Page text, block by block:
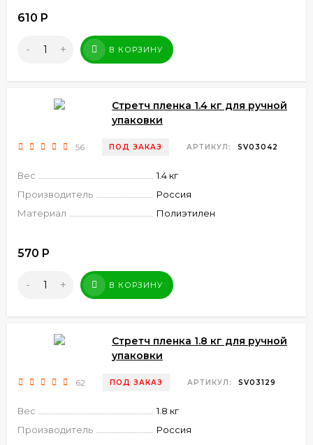
610 Р
- + В КОРЗИНУ
Стретч пленка 1.4 кг для ручной
упаковки
56 ПОД ЗАКАЗ АРТИКУЛ: SV03042
Вес
1.4 кг
Производитель
Россия
Материал
Полиэтилен
570 Р
- + В КОРЗИНУ
Стретч пленка 1.8 кг для ручной
упаковки
62 ПОД ЗАКАЗ АРТИКУЛ: SV03129
Вес
1.8 кг
Производитель
Россия